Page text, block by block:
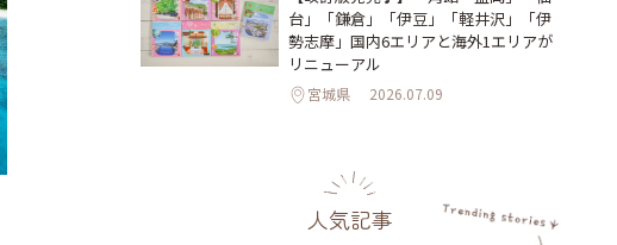
台」「鎌倉」「伊豆」「軽井沢」「伊
勢志摩」国内6エリアと海外1エリアが
リニューアル
宮城県 2026.07.09
人気記事